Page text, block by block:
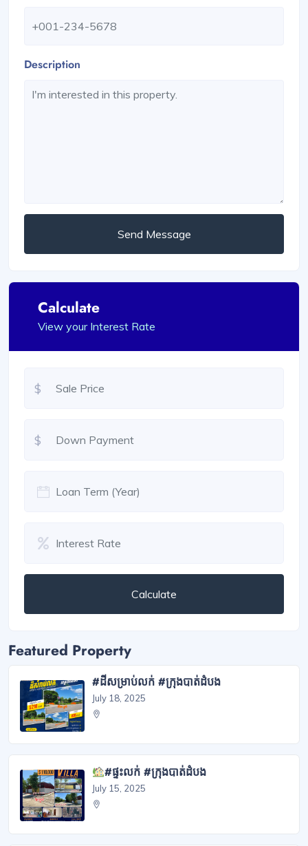
Description
Send Message
Calculate
View your Interest Rate
$
$
Calculate
Featured Property
#ដីសម្រាប់លក់ #ក្រុងបាត់ដំបង
July 18, 2025
#ផ្ទះលក់ #ក្រុងបាត់ដំបង
July 15, 2025